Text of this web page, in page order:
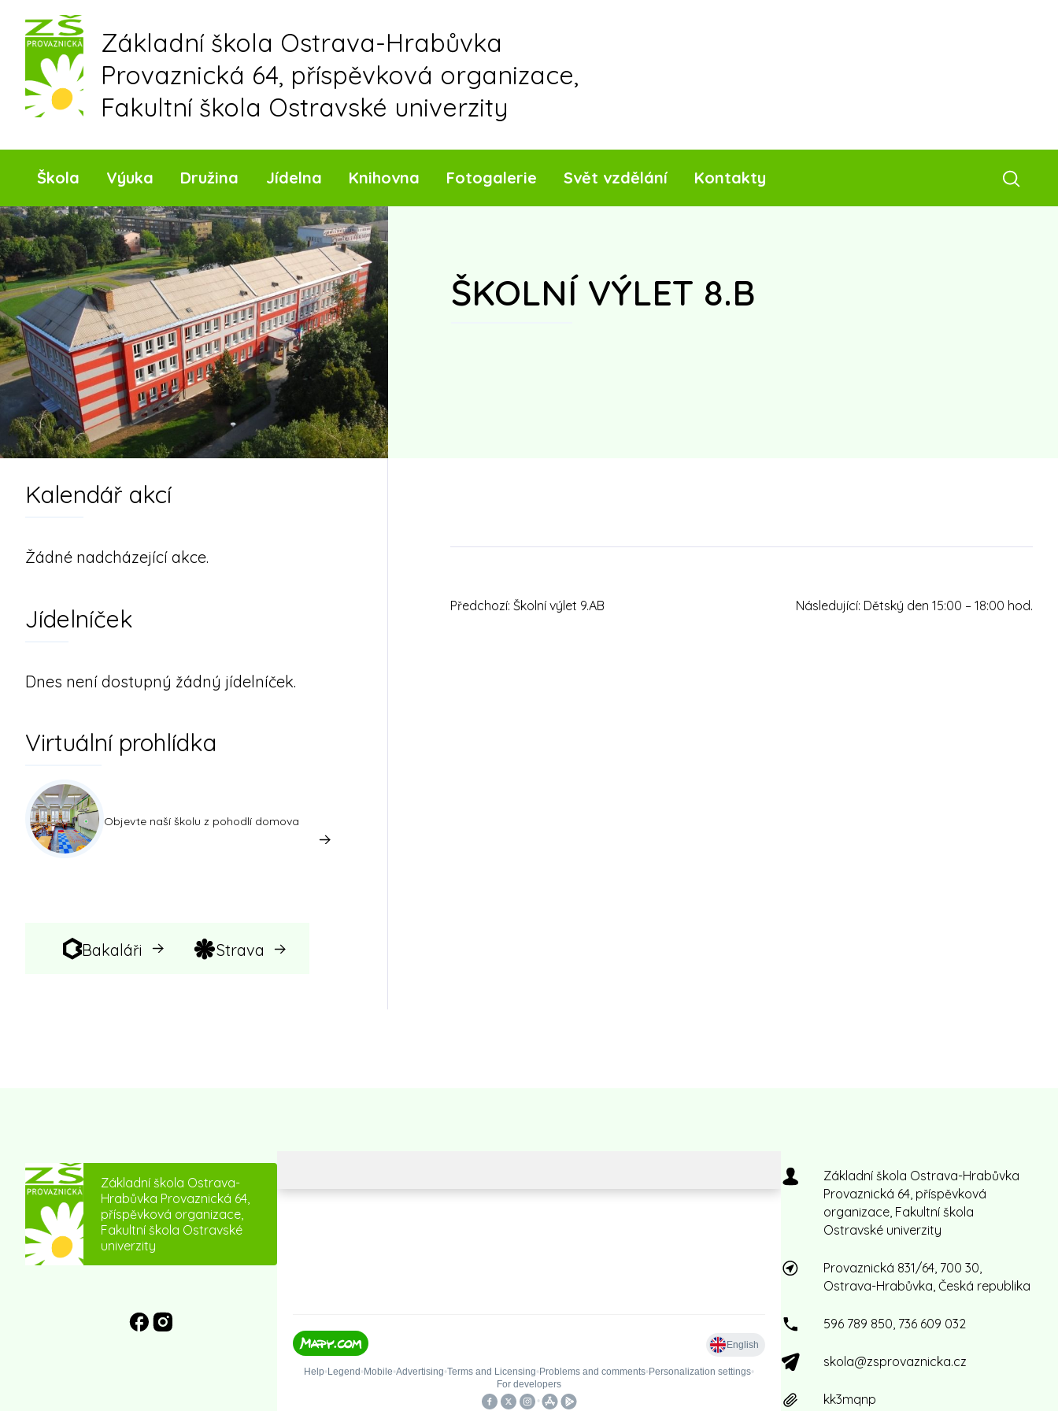
content
Základní škola Ostrava-Hrabůvka
Provaznická 64, příspěvková organizace,
Fakultní škola Ostravské univerzity
Škola Výuka Družina Jídelna Knihovna Fotogalerie Svět vzdělání Kontakty
ŠKOLNÍ VÝLET 8.B
Navigace
Předchozí: Školní výlet 9.AB Následující: Dětský den 15:00 – 18:00 hod.
Kalendář akcí
Žádné nadcházející akce.
Jídelníček
Dnes není dostupný žádný jídelníček.
Virtuální prohlídka
Objevte naší školu z pohodlí domova
Bakaláři Strava
Základní škola Ostrava-
Hrabůvka Provaznická 64,
příspěvková organizace,
Fakultní škola Ostravské
univerzity
Základní škola Ostrava-Hrabůvka
Provaznická 64, příspěvková
organizace, Fakultní škola
Ostravské univerzity
Provaznická 831/64, 700 30,
Ostrava-Hrabůvka, Česká republika
596 789 850, 736 609 032
skola@zsprovaznicka.cz
kk3mqnp